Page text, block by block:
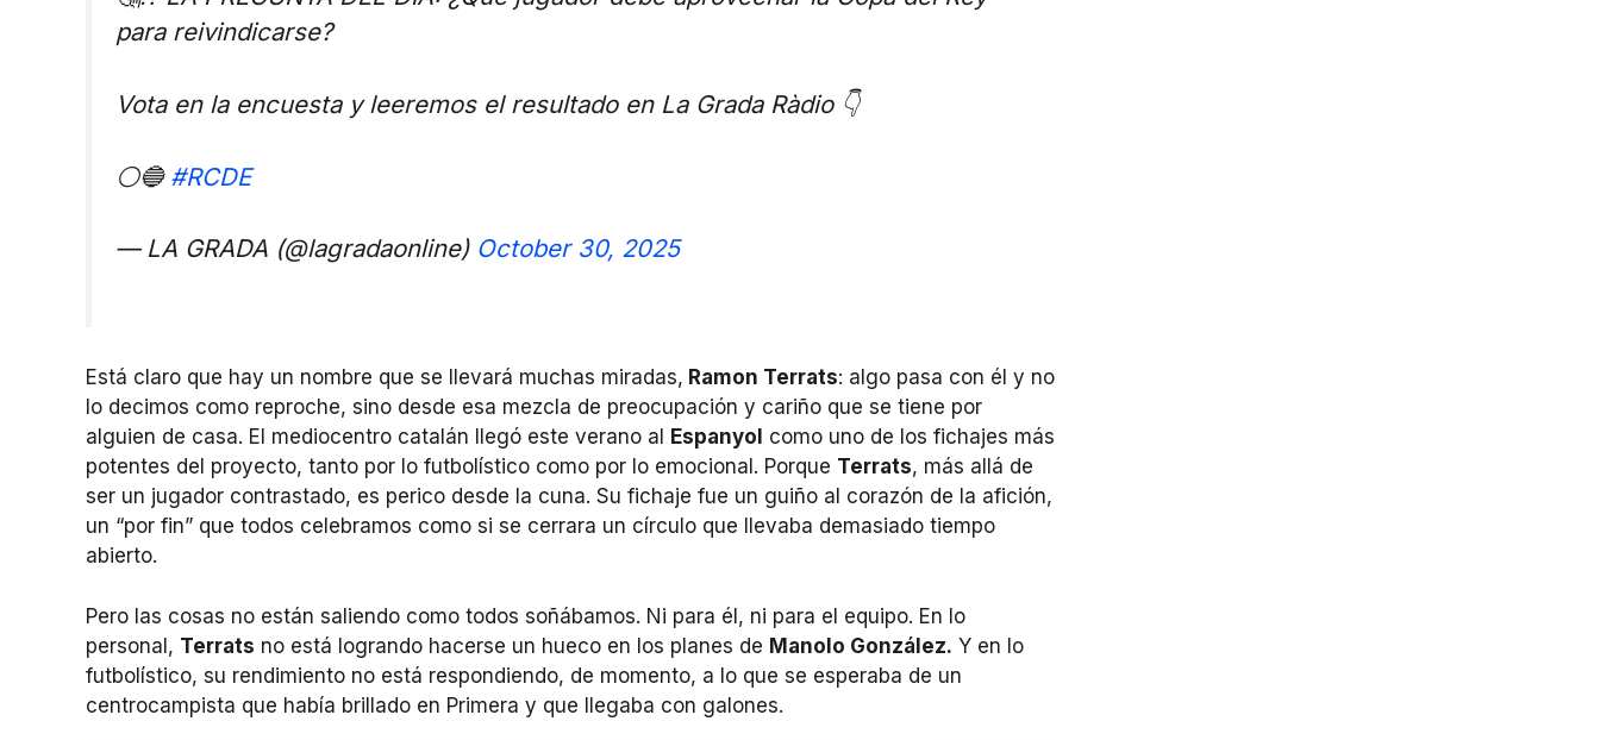
para reivindicarse?
Vota en la encuesta y leeremos el resultado en La Grada Ràdio 👇
⚪🔵 #RCDE
— LA GRADA (@lagradaonline) October 30, 2025
Está claro que hay un nombre que se llevará muchas miradas, Ramon Terrats: algo pasa con él y no
lo decimos como reproche, sino desde esa mezcla de preocupación y cariño que se tiene por
alguien de casa. El mediocentro catalán llegó este verano al
Espanyol como uno de los fichajes más
potentes del proyecto, tanto por lo futbolístico como por lo emocional. Porque Terrats, más allá de
ser un jugador contrastado, es perico desde la cuna. Su fichaje fue un guiño al corazón de la afición,
un “por fin” que todos celebramos como si se cerrara un círculo que llevaba demasiado tiempo
abierto.
Pero las cosas no están saliendo como todos soñábamos. Ni para él, ni para el equipo. En lo
personal, Terrats no está logrando hacerse un hueco en los planes de Manolo González. Y en lo
futbolístico, su rendimiento no está respondiendo, de momento, a lo que se esperaba de un
centrocampista que había brillado en Primera y que llegaba con galones.